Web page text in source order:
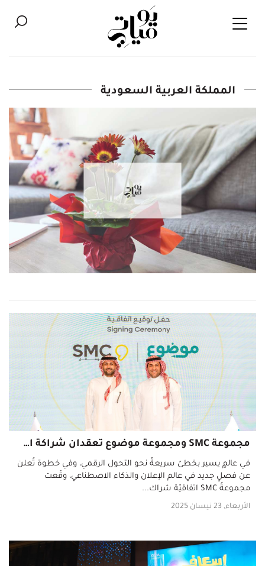
المملكة العربية السعودية
مجموعة SMC ومجموعة موضوع تعقدان شراكة استراتيجية لتعزيز التسويق الرقمي
في عالمٍ يسير بخطىً سريعةً نحو التحول الرقمي، وفي خطوة تُعلن
عن فصلٍ جديد في عالم الإعلان والذكاء الاصطناعي، وقّعت
مجموعةُ SMC اتفاقيّة شراك...
الأربعاء, 23 نيسان 2025